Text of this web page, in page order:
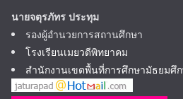
นายจตุรภัทร ประทุม
รองผู้อำนวยการสถานศึกษา
โรงเรียนเมยวดีพิทยาคม
สำนักงานเขตพื้นที่การศึกษามัธยมศึก